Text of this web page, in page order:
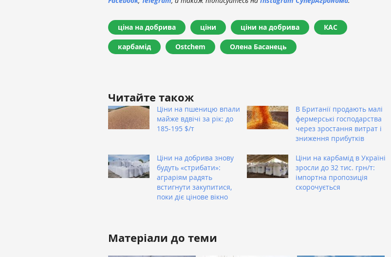
ціна на добрива ціни ціни на добрива КАС
карбамід Ostchem Олена Басанець
Читайте також
Ціни на пшеницю впали
майже вдвічі за рік: до
185-195 $/т
В Британії продають малі
фермерські господарства
через зростання витрат і
зниження прибутків
Ціни на добрива знову
будуть «стрибати»:
аграріям радять
встигнути закупитися,
поки діє цінове вікно
Ціни на карбамід в Україні
зросли до 32 тис. грн/т:
імпортна пропозиція
скорочується
Матеріали до теми